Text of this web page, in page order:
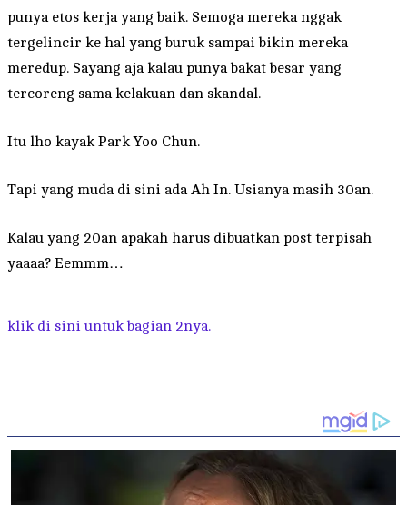
punya etos kerja yang baik. Semoga mereka nggak
tergelincir ke hal yang buruk sampai bikin mereka
meredup. Sayang aja kalau punya bakat besar yang
tercoreng sama kelakuan dan skandal.
Itu lho kayak Park Yoo Chun.
Tapi yang muda di sini ada Ah In. Usianya masih 30an.
Kalau yang 20an apakah harus dibuatkan post terpisah
yaaaa? Eemmm…
klik di sini untuk bagian 2nya.